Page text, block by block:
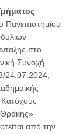
Πανεπιστημίου
στο
Συνοχή
24.07.2024,
Κατόχους
Θράκης»
από την